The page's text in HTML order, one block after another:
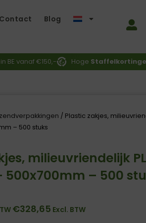
Contact Blog
BE vanaf €150,- Hoge
/ Plastic zakjes,
– 500 stuks
milieuvriendelijk
500x700mm – 500
€328,65 Excl. BTW